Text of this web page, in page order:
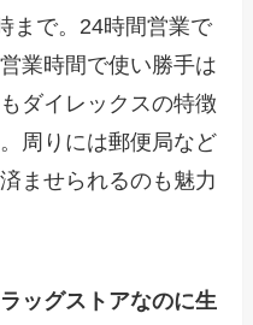
まで。24時間営業で
業時間で使い勝手は
ダイレックスの特徴
周りには郵便局など
ませられるのも魅力
ラッグストアなのに生